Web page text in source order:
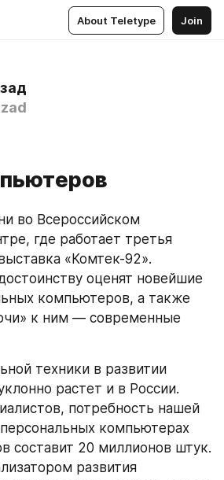
About Teletype Join
во Всероссийском
где работает третья
«Комтек-92».
оценят новейшие
компьютеров, а также
к ним — современные
техники в развитии
растет и в России.
потребность нашей
компьютерах
составит 20 миллионов штук.
развития